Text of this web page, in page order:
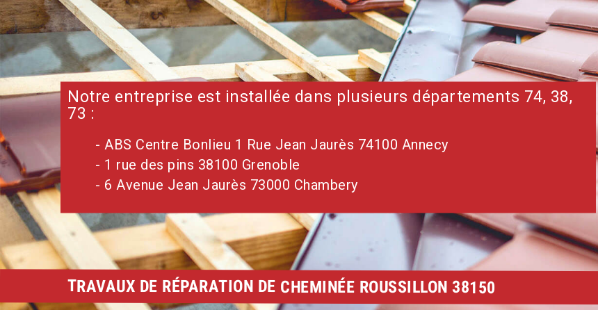
Notre entreprise est installée dans plusieurs départements 74, 38,
73 :
- ABS Centre Bonlieu 1 Rue Jean Jaurès 74100 Annecy
- 1 rue des pins 38100 Grenoble
- 6 Avenue Jean Jaurès 73000 Chambery
TRAVAUX DE RÉPARATION DE CHEMINÉE ROUSSILLON 38150